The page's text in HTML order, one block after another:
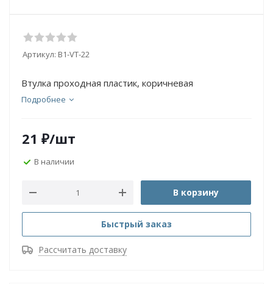
Артикул: B1-VT-22
Втулка проходная пластик, коричневая
Подробнее
21 ₽/шт
В наличии
В корзину
Быстрый заказ
Рассчитать доставку